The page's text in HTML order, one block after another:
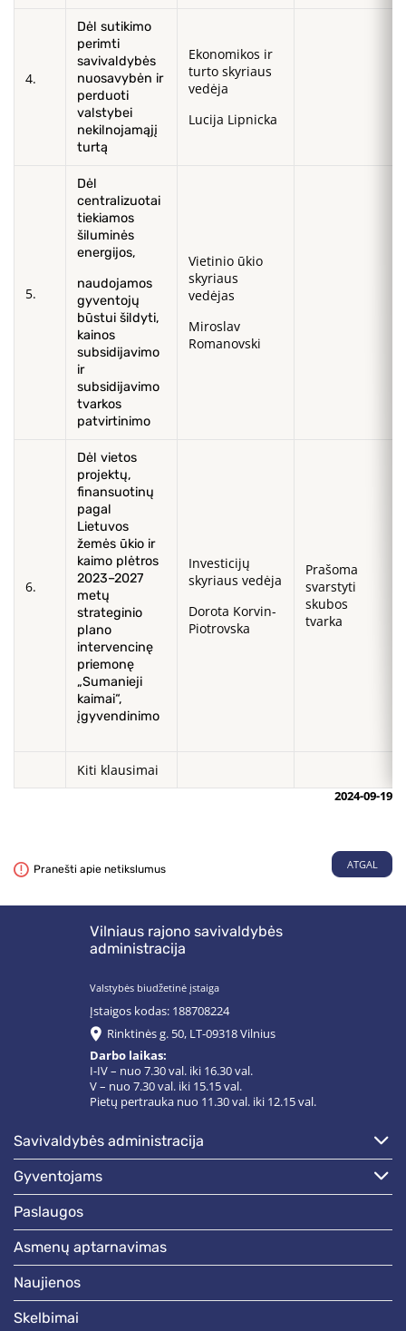
4.
Dėl sutikimo
perimti
savivaldybės
nuosavybėn ir
perduoti
valstybei
nekilnojamąjį
turtą
Ekonomikos ir
turto skyriaus
vedėja
Lucija Lipnicka
5.
Dėl
centralizuotai
tiekiamos
šiluminės
energijos,
naudojamos
gyventojų
būstui šildyti,
kainos
subsidijavimo
ir
subsidijavimo
tvarkos
patvirtinimo
Vietinio ūkio
skyriaus
vedėjas
Miroslav
Romanovski
6.
Dėl vietos
projektų,
finansuotinų
pagal
Lietuvos
žemės ūkio ir
kaimo plėtros
2023–2027
metų
strateginio
plano
intervencinę
priemonę
„Sumanieji
kaimai“,
įgyvendinimo
Investicijų
skyriaus vedėja
Dorota Korvin-
Piotrovska
Prašoma
svarstyti
skubos
tvarka
Kiti klausimai
2024-09-19
Pranešti apie netikslumus ATGAL
Vilniaus rajono savivaldybės
administracija
Valstybės biudžetinė įstaiga
Įstaigos kodas: 188708224
Rinktinės g. 50, LT-09318 Vilnius
Darbo laikas:
I-IV – nuo 7.30 val. iki 16.30 val.
V – nuo 7.30 val. iki 15.15 val.
Pietų pertrauka nuo 11.30 val. iki 12.15 val.
savivaldybės administracija
gyventojams
paslaugos
asmenų aptarnavimas
naujienos
skelbimai